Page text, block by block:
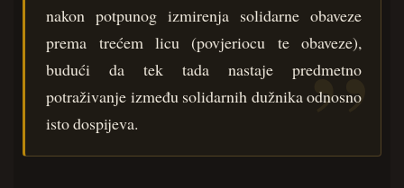
nakon potpunog izmirenja solidarne obaveze
prema trećem licu (povjeriocu te obaveze),
budući da tek tada nastaje predmetno
potraživanje između solidarnih dužnika odnosno
isto dospijeva.